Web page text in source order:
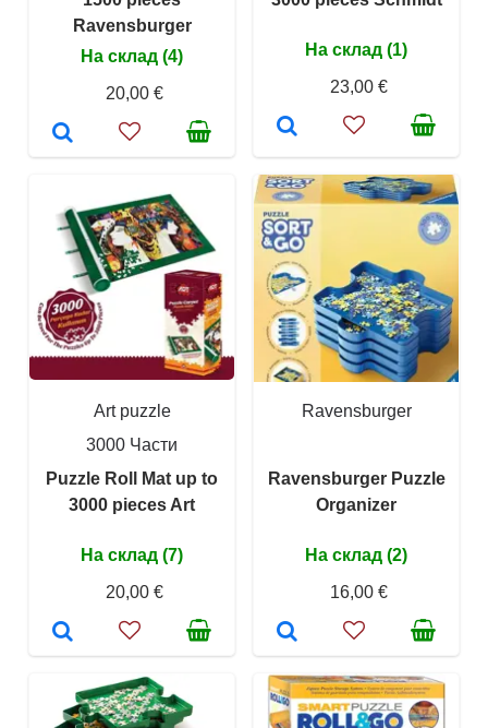
Ravensburger
На склад (4)
20,00 €
На склад (1)
23,00 €
Art puzzle
3000 Части
Puzzle Roll Mat up to
3000 pieces Art
На склад (7)
20,00 €
Ravensburger
Ravensburger Puzzle
Organizer
На склад (2)
16,00 €